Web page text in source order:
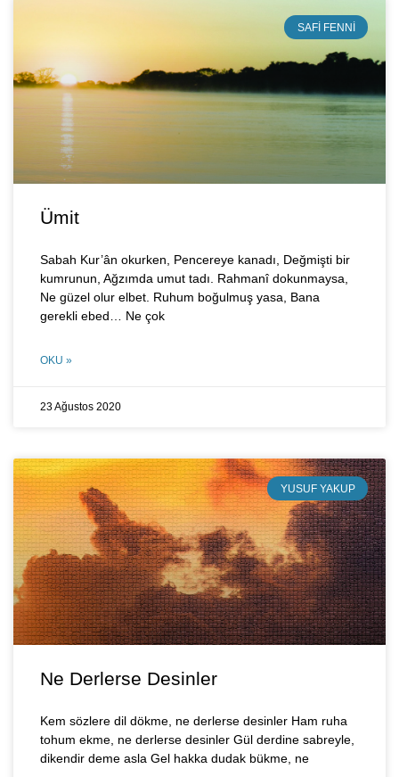
SAFI FENNI
Ümit
Sabah Kur’ân okurken, Pencereye kanadı, Değmişti bir
kumrunun, Ağzımda umut tadı. Rahmanî dokunmaysa,
Ne güzel olur elbet. Ruhum boğulmuş yasa, Bana
gerekli ebed… Ne çok
OKU »
23 Ağustos 2020
YUSUF YAKUP
Ne Derlerse Desinler
Kem sözlere dil dökme, ne derlerse desinler Ham ruha
tohum ekme, ne derlerse desinler Gül derdine sabreyle,
dikendir deme asla Gel hakka dudak bükme, ne